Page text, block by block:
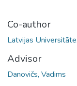
Co-author
Latvijas
Advisor
Danovičs, Vadims